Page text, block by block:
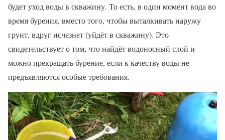
будет уход воды в скважину. То есть, в один момент вода во
время бурения, вместо того, чтобы выталкивать наружу
грунт, вдруг исчезнет (уйдёт в скважину). Это
свидетельствует о том, что найдёт водоносный слой и
можно прекращать бурение, если к качеству воды не
предъявляются особые требования.